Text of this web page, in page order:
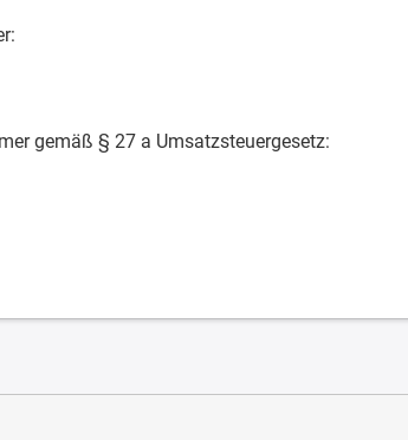
gemäß § 27 a Umsatzsteuergesetz: